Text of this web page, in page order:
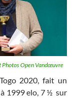
Photos Open Vandœuvre
2020, fait un
1999 elo, 7 ½ sur